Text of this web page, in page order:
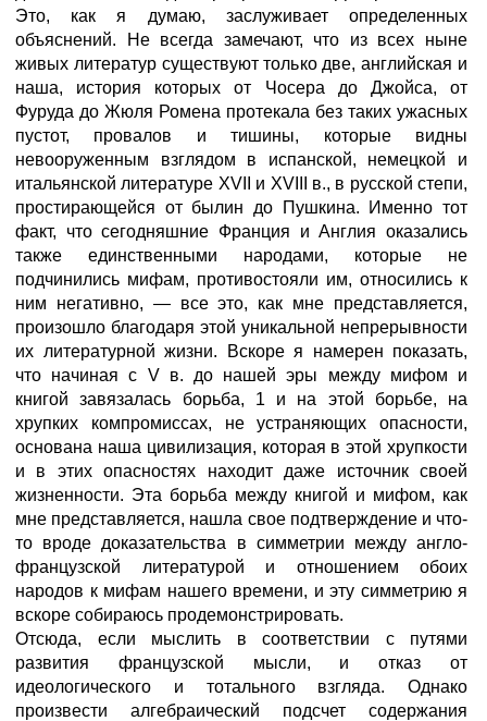
Это, как я думаю, заслуживает определенных
объяснений. Не всегда замечают, что из всех ныне
живых литератур существуют только две, английская и
наша, история которых от Чосера до Джойса, от
Фуруда до Жюля Ромена протекала без таких ужасных
пустот, провалов и тишины, которые видны
невооруженным взглядом в испанской, немецкой и
итальянской литературе XVII и XVIII в., в русской степи,
простирающейся от былин до Пушкина. Именно тот
факт, что сегодняшние Франция и Англия оказались
также единственными народами, которые не
подчинились мифам, противостояли им, относились к
ним негативно, — все это, как мне представляется,
произошло благодаря этой уникальной непрерывности
их литературной жизни. Вскоре я намерен показать,
что начиная с V в. до нашей эры между мифом и
книгой завязалась борьба, 1 и на этой борьбе, на
хрупких компромиссах, не устраняющих опасности,
основана наша цивилизация, которая в этой хрупкости
и в этих опасностях находит даже источник своей
жизненности. Эта борьба между книгой и мифом, как
мне представляется, нашла свое подтверждение и что-
то вроде доказательства в симметрии между англо-
французской литературой и отношением обоих
народов к мифам нашего времени, и эту симметрию я
вскоре собираюсь продемонстрировать.
Отсюда, если мыслить в соответствии с путями
развития французской мысли, и отказ от
идеологического и тотального взгляда. Однако
произвести алгебраический подсчет содержания